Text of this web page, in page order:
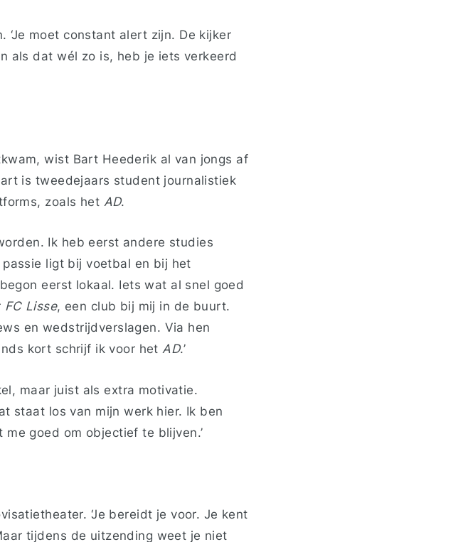
moet constant alert zijn. De kijker
als dat wél zo is, heb je iets verkeerd
wist Bart Heederik al van jongs af
is tweedejaars student journalistiek
zoals het AD.
Ik heb eerst andere studies
ligt bij voetbal en bij het
eerst lokaal. Iets wat al snel goed
FC Lisse, een club bij mij in de buurt.
en wedstrijdverslagen. Via hen
kort schrijf ik voor hetAD.’
maar juist als extra motivatie.
staat los van mijn werk hier. Ik ben
goed om objectief te blijven.’
‘Je bereidt je voor. Je kent
tijdens de uitzending weet je niet